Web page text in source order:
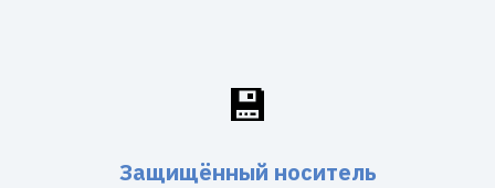
💾
Защищённый носитель